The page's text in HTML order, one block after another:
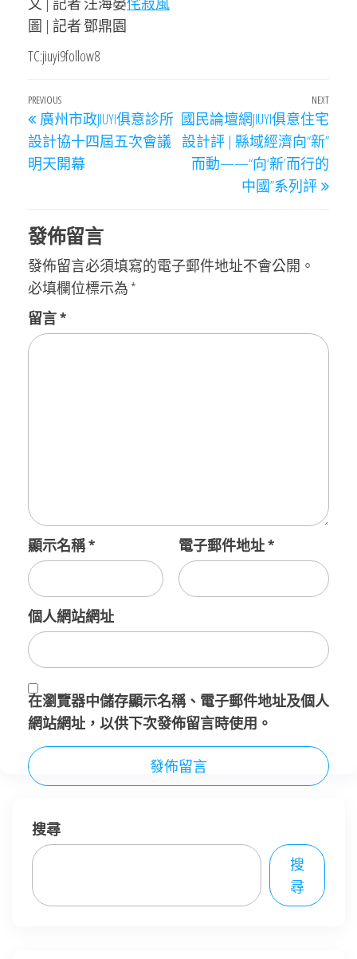
圖 | 記者 鄧鼎園
TC:jiuyi9follow8
文
章
導
Previous
Post
PREVIOUS
廣州市政JIUYI俱意診所
設計協十四屆五次會議
明天開幕
Next
NEXT
國民論壇網JIUYI俱意住宅
設計評 | 縣域經濟向“新”
而動——“向‘新’而行的
中國”系列評
發佈留言
發佈留言必須填寫的電子郵件地址不會公開。
必填欄位標示為 *
留言*
顯示名稱* 電子郵件地址*
個人網站網址
在瀏覽器中儲存顯示名稱、電子郵件地址及個人
網站網址，以供下次發佈留言時使用。
搜尋
搜
尋